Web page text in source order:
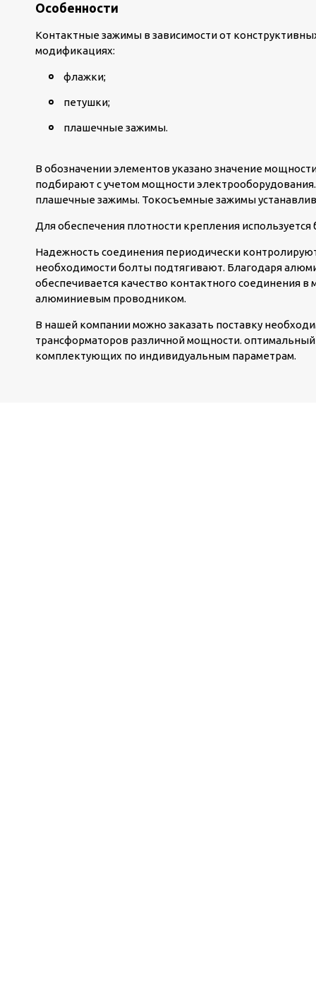
Особенности
Контактные зажимы в зависимости от
модификациях:
флажки;
петушки;
плашечные зажимы.
В обозначении элементов указано значение
подбирают с учетом мощности
плашечные зажимы. Токосъемные зажимы
Для обеспечения плотности крепления
Надежность соединения периодически
необходимости болты подтягивают. Благодаря
обеспечивается качество контактного соединения
алюминиевым проводником.
В нашей компании можно заказать поставку
трансформаторов различной мощности.
комплектующих по индивидуальным параметрам.